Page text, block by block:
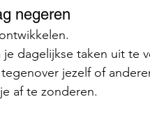
negeren
dagelijkse taken uit te
jezelf of
af te zonderen.